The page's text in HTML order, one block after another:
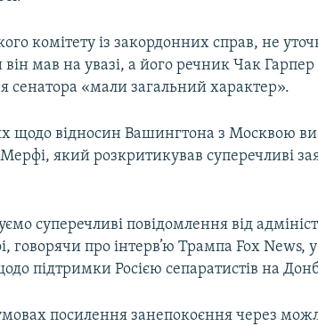
комітету із закордонних справ, не
він мав на увазі, а його речник Чак
сенатора «мали загальний характер».
щодо відносин Вашингтона з Москвою
який розкритикував суперечливі
суперечливі повідомлення від
говорячи про інтерв’ю Трампа Fox News,
підтримки Росією сепаратистів на
посилення занепокоєння через